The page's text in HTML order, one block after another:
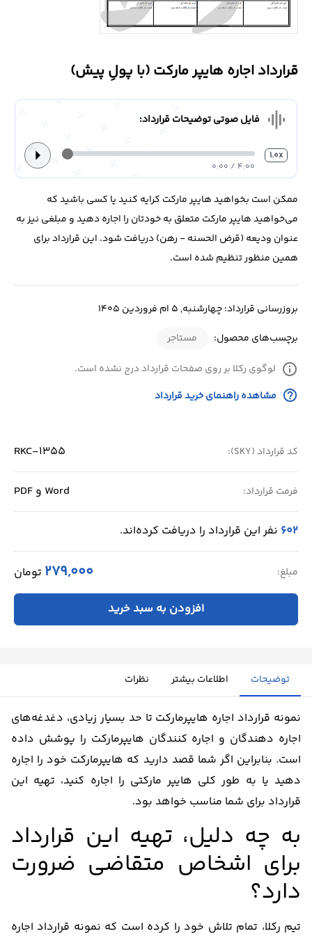
درباره
تماس
قرارداد اجاره هایپر مارکت (با پولِ پیش)
graphic_eq فایل صوتی توضیحات قرارداد:
1.0x
4:00 / 0:00
arrow_right
ممکن است بخواهید هایپر مارکت کرایه کنید یا کسی باشید که
می‌خواهید هایپر مارکت متعلق به خودتان را اجاره دهید و مبلغی نیز به
عنوان ودیعه (قرض الحسنه - رهن) دریافت شود. این قرارداد برای
همین منظور تنظیم شده است.
بروزرسانی قرارداد: چهارشنبه, 5 ام فروردین 1405
برچسب‌های محصول:
مستاجر
info لوگوی رکلا بر روی صفحات قرارداد درج نشده است.
help_outline مشاهده راهنمای خرید قرارداد
کد قرارداد (SKY): RKC-1355
فرمت قرارداد: Word و PDF
602 نفر این قرارداد را دریافت کرده‌اند.
مبلغ: 279,000 تومان
افزودن به سبد خرید
توضیحات اطلاعات بیشتر نظرات
نمونه قرارداد اجاره هایپرمارکت تا حد بسیار زیادی، دغدغه‌های
اجاره دهندگان و اجاره کنندگان هایپرمارکت را پوشش داده
است. بنابراین اگر شما قصد دارید که هایپرمارکت خود را اجاره
دهید یا به طور کلی هایپر مارکتی را اجاره کنید، تهیه این
قرارداد برای شما مناسب خواهد بود.
به چه دلیل، تهیه این قرارداد
برای اشخاص متقاضی ضرورت
دارد؟
تیم رکلا، تمام تلاش خود را کرده است که نمونه قرارداد اجاره